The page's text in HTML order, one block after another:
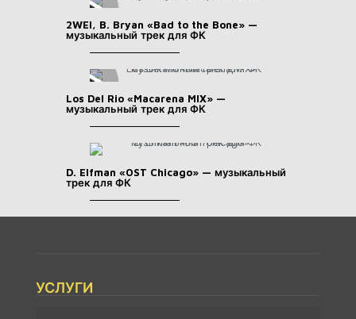
2WEI, B. Bryan «Bad to the Bone» —
музыкальный трек для ФК
Los Del Rio «Macarena MIX» —
музыкальный трек для ФК
D. Elfman «OST Chicago» — музыкальный
трек для ФК
УСЛУГИ